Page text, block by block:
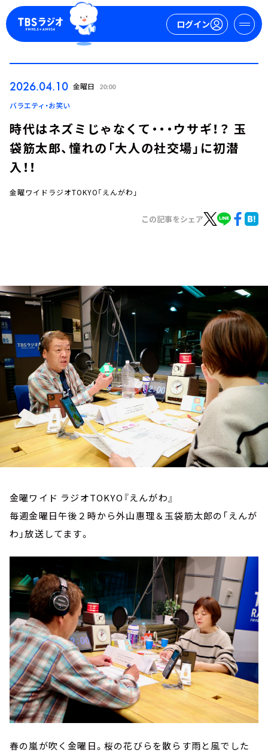
ログイン
ログイン
イベント・グッズ
YouTube
会社情報
2026.04.10 金曜日 20:00
バラエティ・お笑い
時代はネズミじゃなくて・・・ウサギ！？ 玉
袋筋太郎、憧れの「大人の社交場」に初潜
入！！
金曜ワイドラジオTOKYO「えんがわ」
この記事をシェア
金曜ワイド ラジオTOKYO『えんがわ』
毎週金曜日午後２時から外山惠理＆玉袋筋太郎の「えんが
わ」放送してます。
春の嵐が吹く金曜日。桜の花びらを散らす雨と風でした